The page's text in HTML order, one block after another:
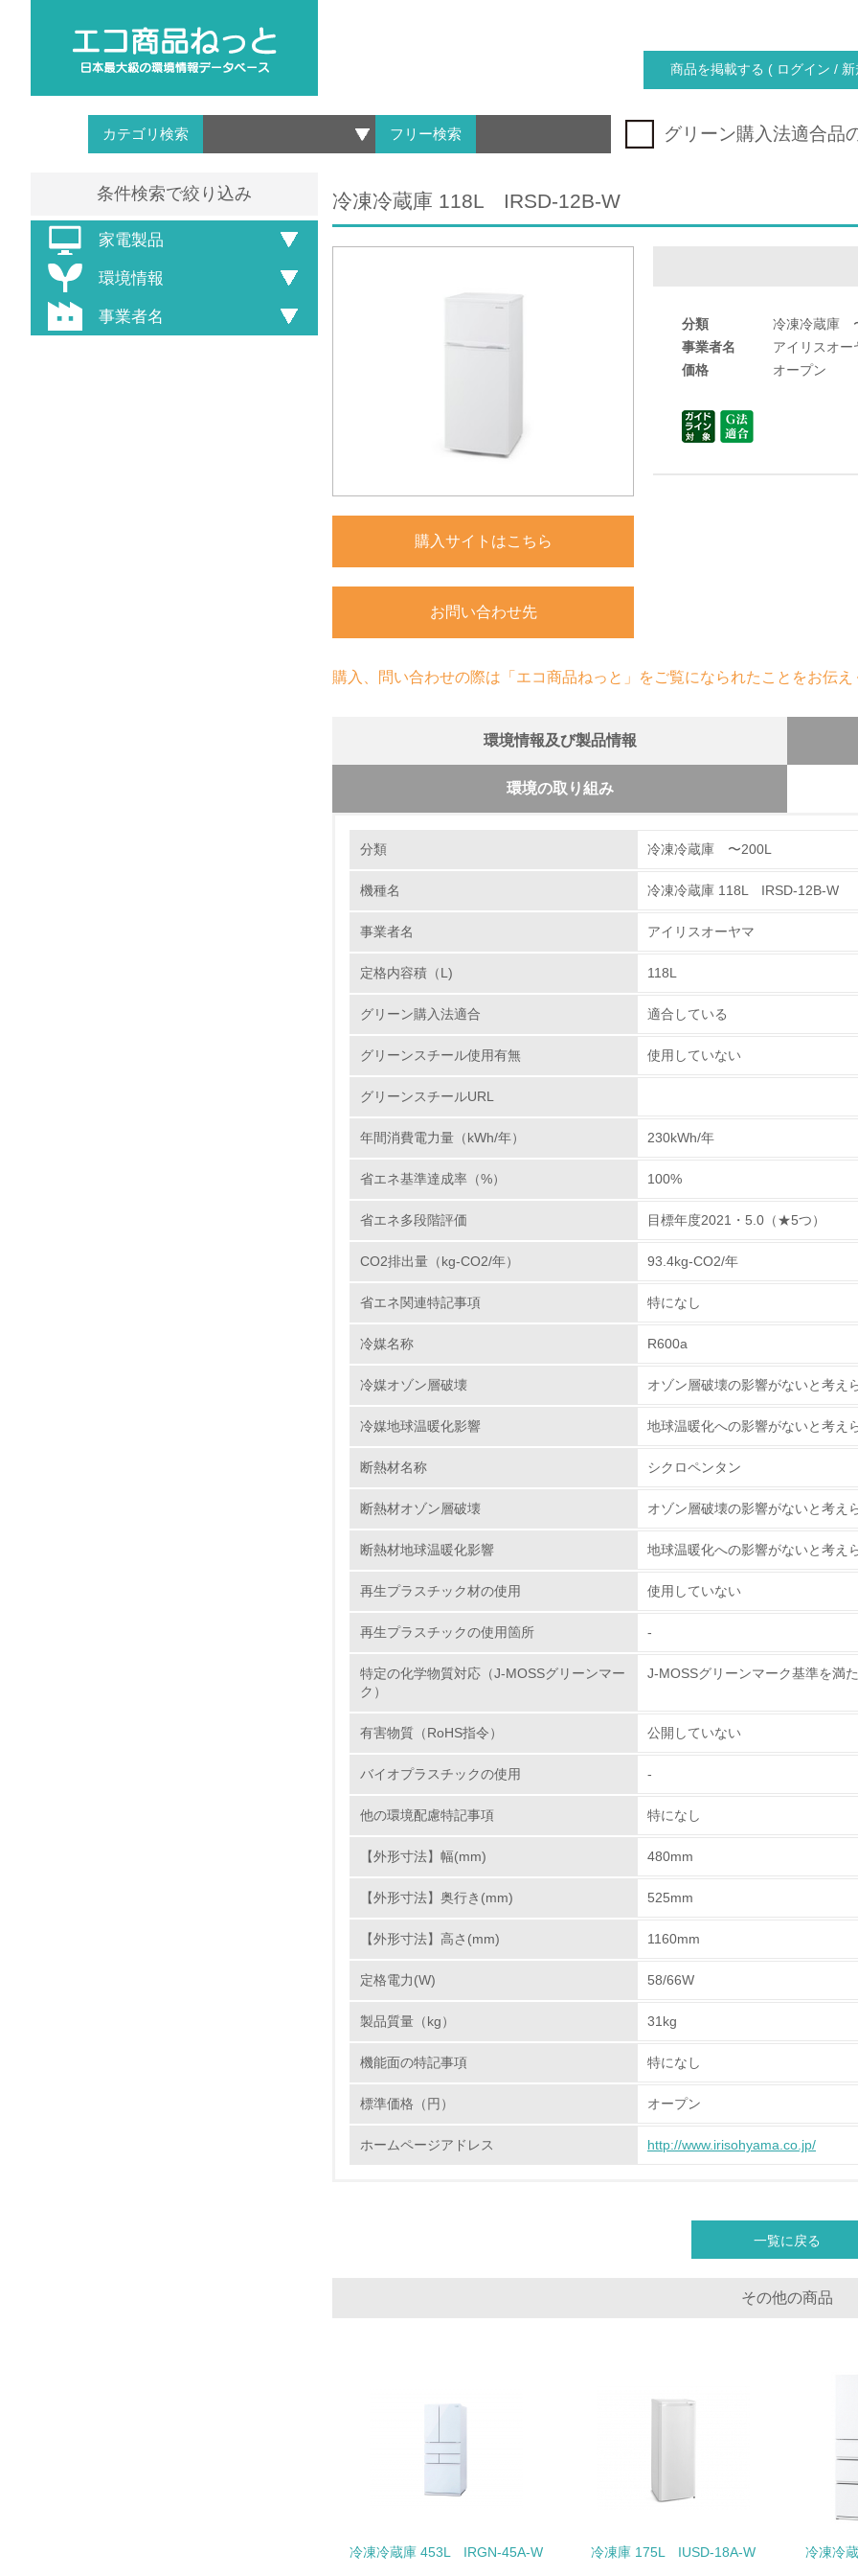
商品を掲載する ( ログイン / 新
カテゴリ検索 フリー検索 グリーン購入法適合品
条件検索で絞り込み
家電製品
環境情報
事業者名
冷凍冷蔵庫 118L IRSD-12B-W
購入サイトはこちら
お問い合わせ先
分類
冷凍冷蔵庫
事業者名
アイリスオー
価格
オープン
購入、問い合わせの際は「エコ商品ねっと」をご覧になられたことをお伝え
環境情報及び製品情報
環境の取り組み
1.環境取り組み体制
No. チェック項目
レベル2
5. 環境取り組み体制と成果を定期的に検証して次の活動に活かして
6. 従業員が環境方針に基づいて自分の業務の中で行うべき環境対
7.
環境活動に関する規格やプログラムを導入している
2.環境への取り組み
No. チェック項目
資源・エネルギー
13. <L1> グリーン購入の取り組み方針を有し、グリーン購入を行っ
14. <L2> 購入している製品・サービスの量と種類を把握し、具体的
<L2> 発生する廃棄物の量と種類を把握し、具体的な削減・リ
21.
<L1> 「生物多様性保全」に関する取り組み（例：森林保全活
分類 冷凍冷蔵庫 〜200L
機種名 冷凍冷蔵庫 118L IRSD-12B-W
事業者名 アイリスオーヤマ
定格内容積（L) 118L
グリーン購入法適合 適合している
グリーンスチール使用有無 使用していない
グリーンスチールURL
年間消費電力量（kWh/年） 230kWh/年
省エネ基準達成率（%） 100%
省エネ多段階評価 目標年度2021・5.0（★5つ）
CO2排出量（kg-CO2/年） 93.4kg-CO2/年
省エネ関連特記事項 特になし
冷媒名称 R600a
冷媒オゾン層破壊 オゾン層破壊の影響がないと考え
冷媒地球温暖化影響 地球温暖化への影響がないと考え
断熱材名称 シクロペンタン
断熱材オゾン層破壊 オゾン層破壊の影響がないと考え
断熱材地球温暖化影響 地球温暖化への影響がないと考え
再生プラスチック材の使用 使用していない
再生プラスチックの使用箇所 -
特定の化学物質対応（J-MOSSグリーンマー
ク）
J-MOSSグリーンマーク基準を満
有害物質（RoHS指令） 公開していない
バイオプラスチックの使用 -
他の環境配慮特記事項 特になし
【外形寸法】幅(mm) 480mm
【外形寸法】奥行き(mm) 525mm
【外形寸法】高さ(mm) 1160mm
定格電力(W) 58/66W
製品質量（kg） 31kg
機能面の特記事項 特になし
標準価格（円） オープン
ホームページアドレス http://www.irisohyama.co.jp/
一覧に戻る
その他の商品
冷凍冷蔵庫 453L IRGN-45A-W 冷凍庫 175L IUSD-18A-W 冷凍冷